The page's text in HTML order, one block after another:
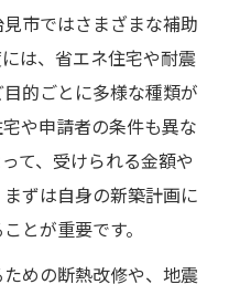
市ではさまざまな補助
は、省エネ住宅や耐震
的ごとに多様な種類が
や申請者の条件も異な
て、受けられる金額や
ずは自身の新築計画に
とが重要です。
めの断熱改修や、地震